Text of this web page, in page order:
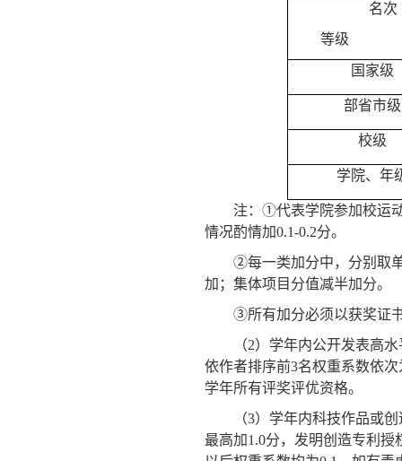
名次
等级
国家级
部省市级
校级
学院、年
注： ①代表学院参加校运
情况酌情加0.1-0.2分。
②每一类加分中，分别取
加；集体项目分值减半加分。
③所有加分必须以获奖证
（2）学年内公开发表高
依作者排序前3名权重系数依次
学年所有评奖评优资格。
（3）学年内科技作品或
最高加1.0分，发明创造专利授